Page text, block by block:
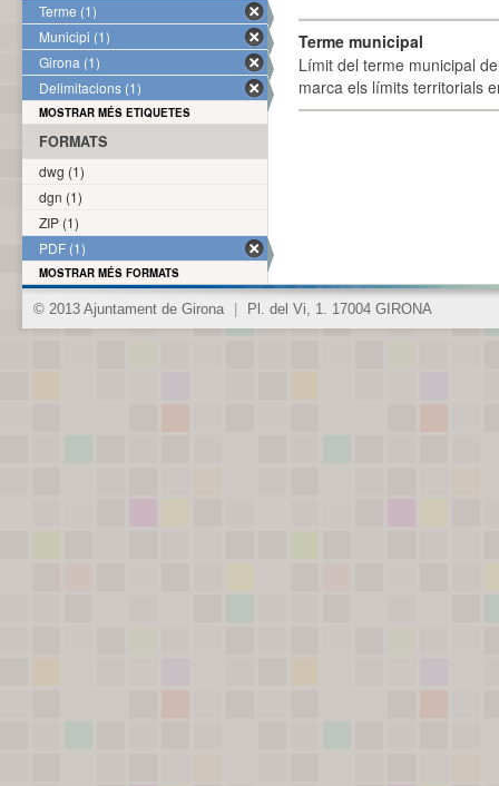
Terme municipal
Límit del terme municipal
marca els límits territorials
Terme (1)
Municipi (1)
Girona (1)
Delimitacions (1)
MOSTRAR MÉS ETIQUETES
FORMATS
dwg (1)
dgn (1)
ZIP (1)
PDF (1)
MOSTRAR MÉS FORMATS
© 2013 Ajuntament de Girona Pl. del Vi, 1. 17004 GIRONA